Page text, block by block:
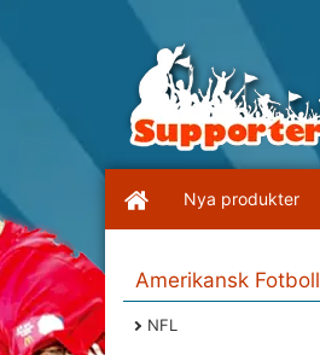
Nya produkter
Amerikansk Fotboll
NFL